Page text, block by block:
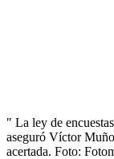
" La ley de
aseguró Víctor
acertada. Foto: